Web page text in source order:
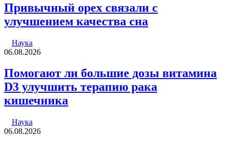
Привычный орех связали с
улучшением качества сна
Наука
06.08.2026
Помогают ли большие дозы витамина
D3 улучшить терапию рака
кишечника
Наука
06.08.2026